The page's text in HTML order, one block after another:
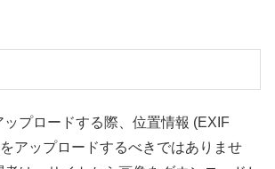
プロードする際、位置情報 (EXIF
アップロードするべきではありませ